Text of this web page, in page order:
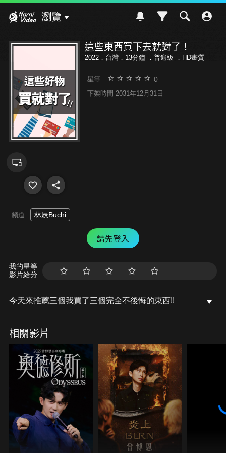
瀏覽
這些東西買下去就對了！
2022．台灣．13分鐘 ． 普遍級 ．HD畫質
星等 0
下架時間 2031年12月31日
頻道 林辰Buchi
請先登入
我的星等
影片給分
今天來推薦三個我買了三個完全不後悔的東西!!
相關影片